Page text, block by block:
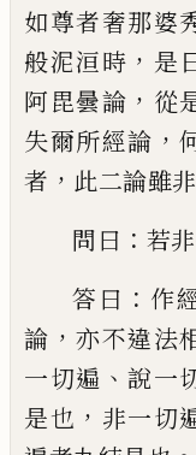
如尊者奢那婆
般泥洹時 ， 是
阿毘曇論 ， 從
失爾所經論 ，
者 ， 此二論雖
問曰 ： 若
答曰 ： 作
論 ，亦不違法
一切遍 、說一
是也 ， 非一切